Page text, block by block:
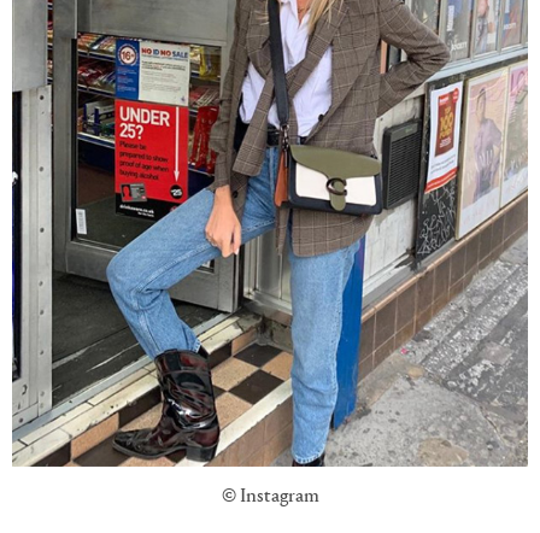
© Instagram